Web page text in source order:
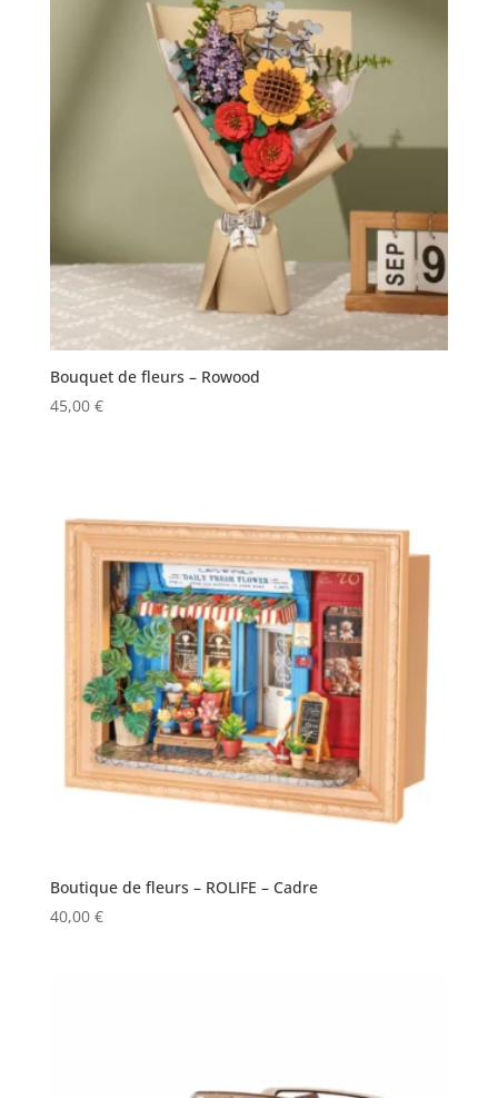
Bouquet de fleurs – Rowood
45,00 €
Boutique de fleurs – ROLIFE – Cadre
40,00 €